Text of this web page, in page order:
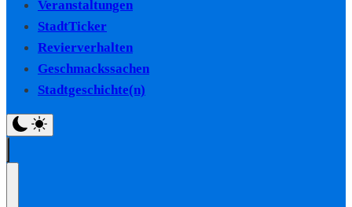
Veranstaltungen
StadtTicker
Revierverhalten
Geschmackssachen
Stadtgeschichte(n)